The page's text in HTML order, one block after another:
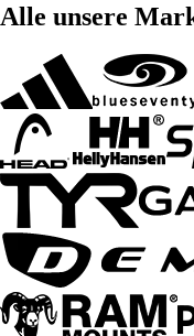
Alle unsere